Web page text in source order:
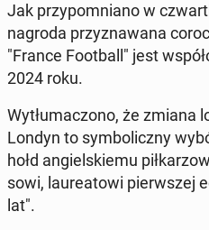
Jak przy­pom­ni­ano w
nagroda przyz­nawana
"France Foot­ball" jest
2024 roku.
Wytłu­mac­zono, że zmiana
Londyn to sym­bol­iczny
hołd ang­iel­skiemu
sowi, lau­re­atowi pier­wszej
lat".